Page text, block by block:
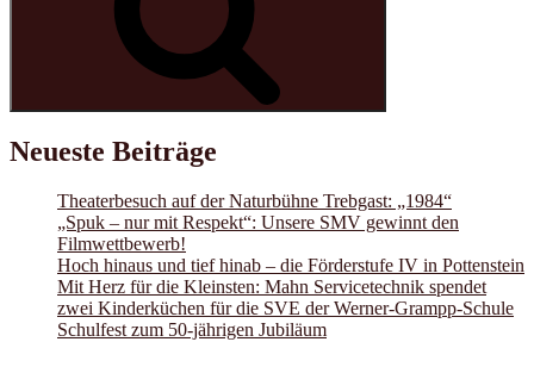
Neueste Beiträge
Theaterbesuch auf der Naturbühne Trebgast: „1984“
„Spuk – nur mit Respekt“: Unsere SMV gewinnt den
Filmwettbewerb!
Hoch hinaus und tief hinab – die Förderstufe IV in Pottenstein
Mit Herz für die Kleinsten: Mahn Servicetechnik spendet
zwei Kinderküchen für die SVE der Werner-Grampp-Schule
Schulfest zum 50-jährigen Jubiläum